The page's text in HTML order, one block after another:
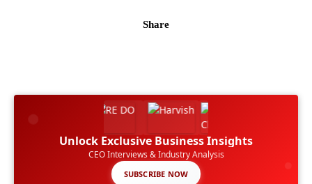
Share
Unlock Exclusive Business Insights
CEO Interviews & Industry Analysis
SUBSCRIBE NOW